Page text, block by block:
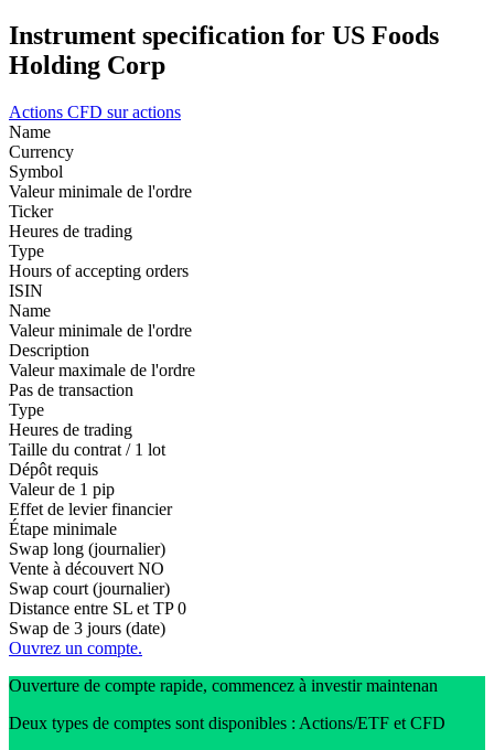
Instrument specification for US Foods
Holding Corp
Actions CFD sur actions
Name
Currency
Symbol
Valeur minimale de l'ordre
Ticker
Heures de trading
Type
Hours of accepting orders
ISIN
Name
Valeur minimale de l'ordre
Description
Valeur maximale de l'ordre
Pas de transaction
Type
Heures de trading
Taille du contrat / 1 lot
Dépôt requis
Valeur de 1 pip
Effet de levier financier
Étape minimale
Swap long (journalier)
Vente à découvert NO
Swap court (journalier)
Distance entre SL et TP 0
Swap de 3 jours (date)
Ouvrez un compte.
Ouverture de compte rapide, commencez à investir maintenan
Deux types de comptes sont disponibles : Actions/ETF et CFD